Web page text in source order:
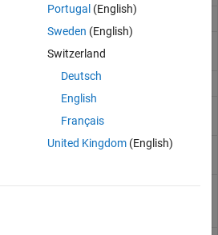
PUSCH descrambling
sequence
Symbol modulation
Demodulation and symbol to
bit conversion
Layer mapping of modulated
Layer demapping onto
Portugal (English)
Sweden (English)
Switzerland
Deutsch
English
Français
United Kingdom(English)